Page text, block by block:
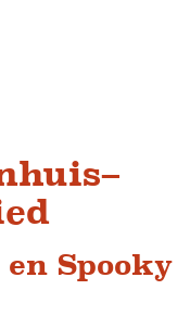
en Spooky